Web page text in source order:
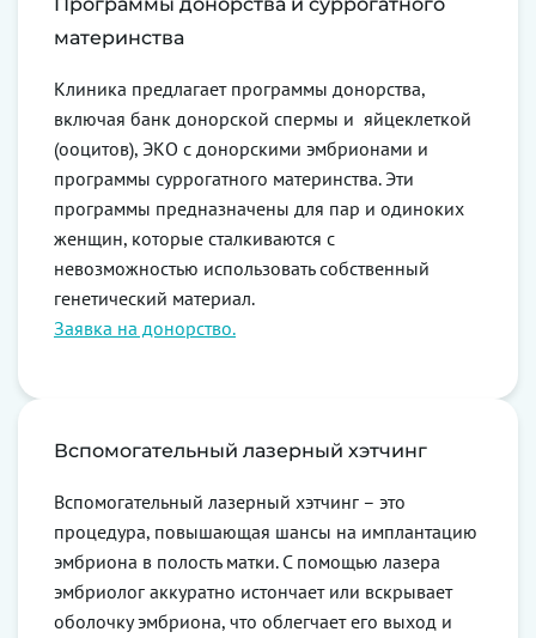
материнства
Клиника предлагает программы донорства,
включая банк донорской спермы и яйцеклеткой
(ооцитов), ЭКО с донорскими эмбрионами и
программы суррогатного материнства. Эти
программы предназначены для пар и одиноких
женщин, которые сталкиваются с
невозможностью использовать собственный
генетический материал.
Заявка на донорство.
Вспомогательный лазерный хэтчинг
Вспомогательный лазерный хэтчинг – это
процедура, повышающая шансы на имплантацию
эмбриона в полость матки. С помощью лазера
эмбриолог аккуратно истончает или вскрывает
оболочку эмбриона, что облегчает его выход и